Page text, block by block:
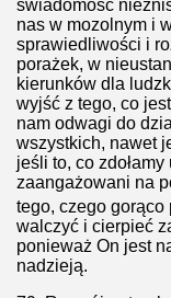
świadomość
nas w mozolnym i
sprawiedliwości i
porażek, w
kierunków dla
wyjść z tego, co
nam odwagi do
wszystkich, nawet
jeśli to, co
zaangażowani na
tego, czego gorąco
walczyć i cierpieć
ponieważ On jest
nadzieją.